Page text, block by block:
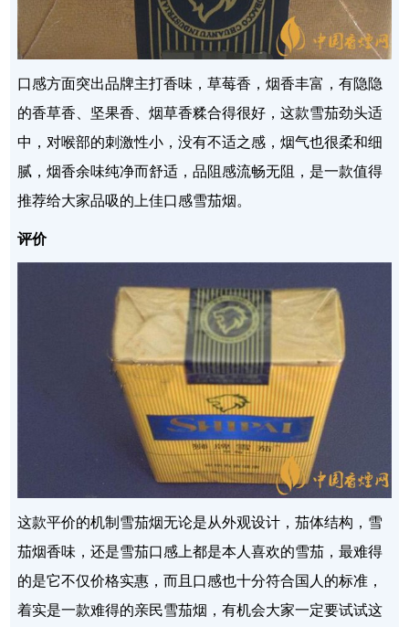
口感方面突出品牌主打香味，草莓香，烟香丰富，有隐隐
的香草香、坚果香、烟草香糅合得很好，这款雪茄劲头适
中，对喉部的刺激性小，没有不适之感，烟气也很柔和细
腻，烟香余味纯净而舒适，品阻感流畅无阻，是一款值得
推荐给大家品吸的上佳口感雪茄烟。
评价
这款平价的机制雪茄烟无论是从外观设计，茄体结构，雪
茄烟香味，还是雪茄口感上都是本人喜欢的雪茄，最难得
的是它不仅价格实惠，而且口感也十分符合国人的标准，
着实是一款难得的亲民雪茄烟，有机会大家一定要试试这